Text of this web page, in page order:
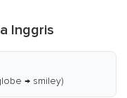
Inggris
→ smiley)